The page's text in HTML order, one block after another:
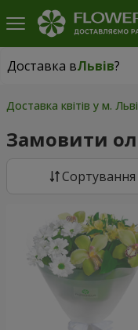
Доставка вЛьвів?
Доставка вЛьвів|
Доставка квітів у м.
Замовити
Сортування